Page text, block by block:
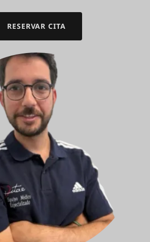
RESERVAR CITA